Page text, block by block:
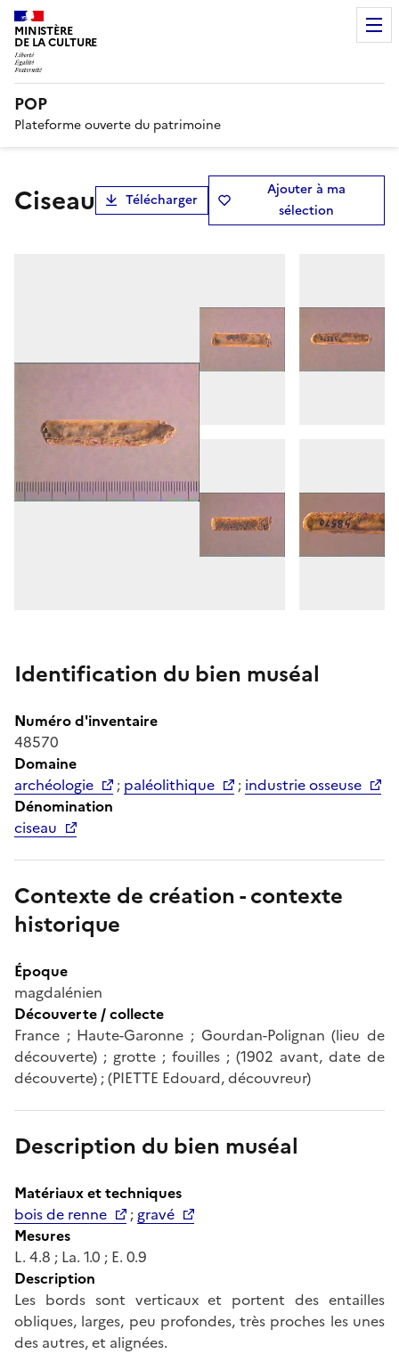
MINISTÈRE
DE LA CULTURE
POP
Plateforme ouverte du patrimoine
ciseau Télécharger
Ajouter à ma
sélection
Identification du bien muséal
Numéro d'inventaire
48570
Domaine
archéologie
; paléolithique ; industrie osseuse
Dénomination
ciseau
Contexte de création - contexte
historique
Époque
magdalénien
Découverte / collecte
France ; Haute-Garonne ; Gourdan-Polignan (lieu de
découverte) ; grotte ; fouilles ; (1902 avant, date de
découverte) ; (PIETTE Edouard, découvreur)
Description du bien muséal
Matériaux et techniques
bois de renne
; gravé
Mesures
L. 4.8 ; La. 1.0 ; E. 0.9
Description
Les bords sont verticaux et portent des entailles
obliques, larges, peu profondes, très proches les unes
des autres, et alignées.